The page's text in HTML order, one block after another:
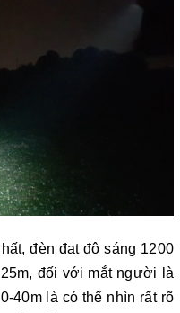
đèn đạt độ sáng 1200
đối với mắt người là
40m là có thể nhìn rất rõ